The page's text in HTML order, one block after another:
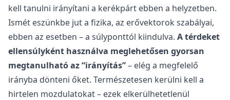
kell tanulni irányítani a kerékpárt ebben a helyzetben.
Ismét eszünkbe jut a fizika, az erővektorok szabályai,
ebben az esetben – a súlyponttól kiindulva. A térdeket
ellensúlyként használva meglehetősen gyorsan
megtanulható az “irányítás”– elég a megfelelő
irányba dönteni őket. Természetesen kerülni kell a
hirtelen mozdulatokat – ezek elkerülhetetlenül